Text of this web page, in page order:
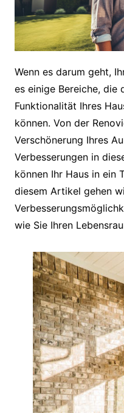
Wenn es darum geht,
es einige Bereiche,
Funktionalität Ihres
können. Von der
Verschönerung Ihres
Verbesserungen in
können Ihr Haus in ein
diesem Artikel gehen
wie Sie Ihren